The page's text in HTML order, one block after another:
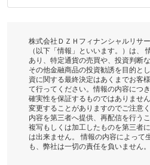
株式会社ＤＺＨフィナンシャルリサ
（以下「情報」といいます。）は、
あり、特定通貨の売買や、投資判断
その他金融商品の投資勧誘を目的と
資に関する最終決定はあくまでお客
て行ってください。情報の内容につ
確実性を保証するものではありませ
変更することがありますのでご注意
内容を第三者へ提供、再配信を行う
複写もしくは加工したものを第三者
は出来ません。 情報の内容によって
も、弊社は一切の責任を負いません。